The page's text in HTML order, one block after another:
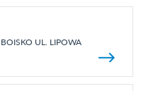
BOISKO UL. LIPOWA